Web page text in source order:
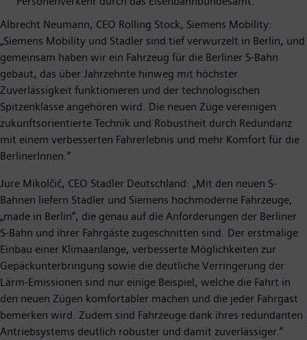
Albrecht Neumann, CEO Rolling Stock, Siemens Mobility:
„Siemens Mobility und Stadler sind tief verwurzelt in Berlin, und
gemeinsam haben wir ein Fahrzeug für die Berliner S-Bahn
gebaut, das über Jahrzehnte hinweg mit höchster
Zuverlässigkeit funktionieren und der technologischen
Spitzenklasse angehören wird. Die neuen Züge vereinigen
zukunftsorientierte Technik und Robustheit durch Redundanz
mit einem verbesserten Fahrerlebnis und mehr Komfort für die
BerlinerInnen.“
Jure Mikolčić, CEO Stadler Deutschland: „Mit den neuen S-
Bahnen liefern Stadler und Siemens hochmoderne Fahrzeuge,
„made in Berlin“, die genau auf die Anforderungen der Berliner
S-Bahn und ihrer Fahrgäste zugeschnitten sind. Der erstmalige
Einbau einer Klimaanlange, verbesserte Möglichkeiten zur
Gepäckunterbringung sowie die deutliche Verringerung der
Lärm-Emissionen sind nur einige Beispiel, welche die Fahrt in
den neuen Zügen komfortabler machen und die jeder Fahrgast
bemerken wird. Zudem sind Fahrzeuge dank ihres redundanten
Antriebsystems deutlich robuster und damit zuverlässiger.“